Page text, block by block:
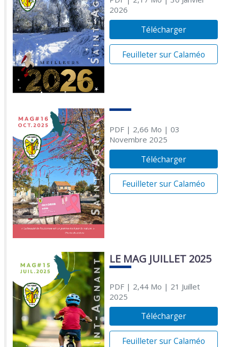
2026
Télécharger
Feuilleter sur Calaméo
PDF| 2,66 Mo | 03
Novembre 2025
Télécharger
Feuilleter sur Calaméo
LE MAG JUILLET 2025
PDF| 2,44 Mo | 21 Juillet
2025
Télécharger
Feuilleter sur Calaméo